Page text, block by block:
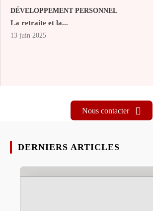
DÉVELOPPEMENT PERSONNEL
La retraite et la...
13 juin 2025
Nous contacter
DERNIERS ARTICLES